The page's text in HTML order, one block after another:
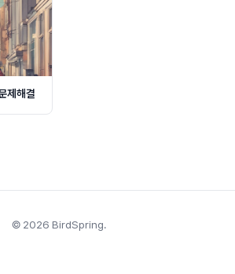
제해결
© 2026 BirdSpring.